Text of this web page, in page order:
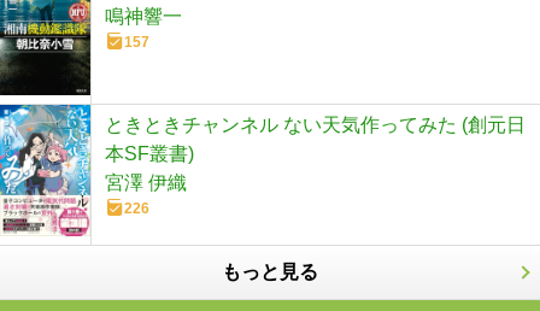
鳴神響一
157
ときときチャンネル ない天気作ってみた (創元日
本SF叢書)
宮澤 伊織
226
もっと見る